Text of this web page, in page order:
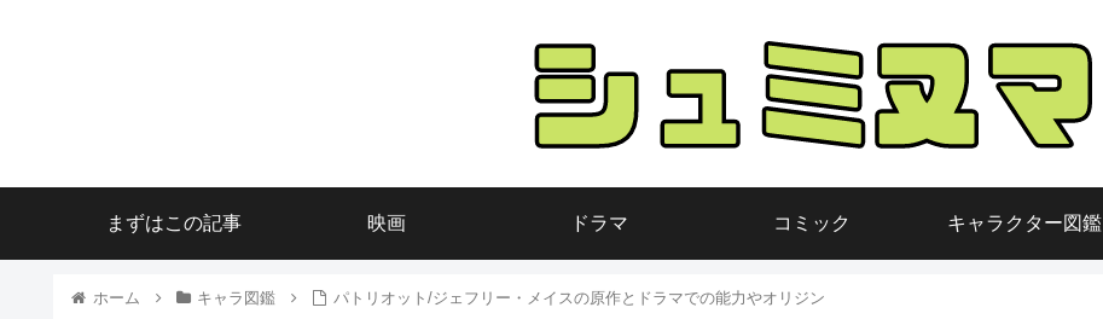
まずはこの記事 映画 ドラマ コミック キャラクター図鑑
ホーム キャラ図鑑 パトリオット/ジェフリー・メイスの原作とドラマでの能力やオリジン